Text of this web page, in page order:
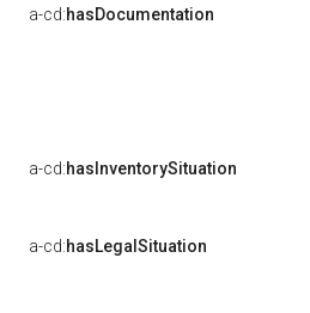
a-cd:hasDocumentation
a-cd:hasInventorySituation
a-cd:hasLegalSituation